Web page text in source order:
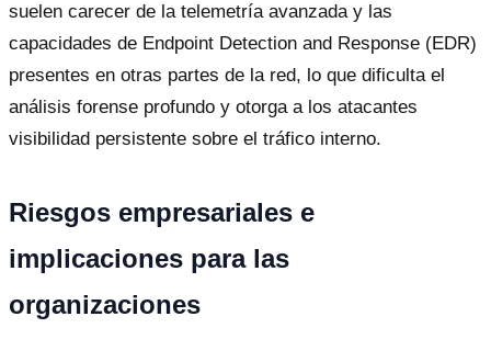
suelen carecer de la telemetría avanzada y las
capacidades de Endpoint Detection and Response (EDR)
presentes en otras partes de la red, lo que dificulta el
análisis forense profundo y otorga a los atacantes
visibilidad persistente sobre el tráfico interno.
Riesgos empresariales e
implicaciones para las
organizaciones